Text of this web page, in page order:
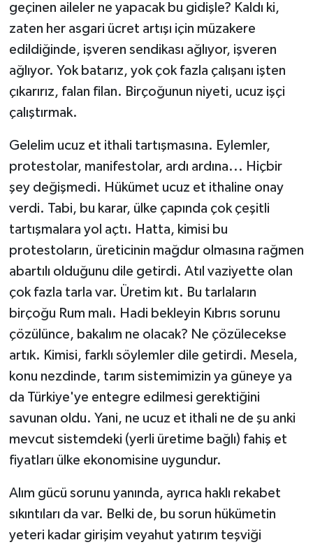
geçinen aileler ne yapacak bu gidişle? Kaldı ki,
zaten her asgari ücret artışı için müzakere
edildiğinde, işveren sendikası ağlıyor, işveren
ağlıyor. Yok batarız, yok çok fazla çalışanı işten
çıkarırız, falan filan. Birçoğunun niyeti, ucuz işçi
çalıştırmak.
Gelelim ucuz et ithali tartışmasına. Eylemler,
protestolar, manifestolar, ardı ardına... Hiçbir
şey değişmedi. Hükümet ucuz et ithaline onay
verdi. Tabi, bu karar, ülke çapında çok çeşitli
tartışmalara yol açtı. Hatta, kimisi bu
protestoların, üreticinin mağdur olmasına rağmen
abartılı olduğunu dile getirdi. Atıl vaziyette olan
çok fazla tarla var. Üretim kıt. Bu tarlaların
birçoğu Rum malı. Hadi bekleyin Kıbrıs sorunu
çözülünce, bakalım ne olacak? Ne çözülecekse
artık. Kimisi, farklı söylemler dile getirdi. Mesela,
konu nezdinde, tarım sistemimizin ya güneye ya
da Türkiye'ye entegre edilmesi gerektiğini
savunan oldu. Yani, ne ucuz et ithali ne de şu anki
mevcut sistemdeki (yerli üretime bağlı) fahiş et
fiyatları ülke ekonomisine uygundur.
Alım gücü sorunu yanında, ayrıca haklı rekabet
sıkıntıları da var. Belki de, bu sorun hükümetin
yeteri kadar girişim veyahut yatırım teşviği